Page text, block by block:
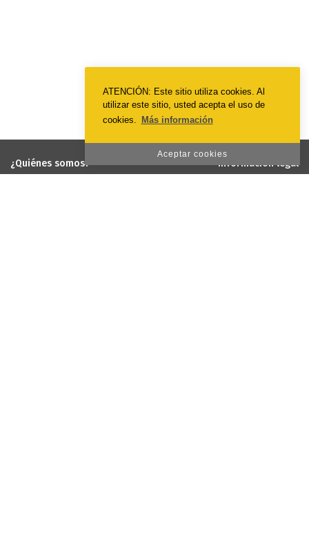
ATENCIÓN: Este sitio utiliza cookies. Al
utilizar este sitio, usted acepta el uso de
cookies.
Más información
Aceptar cookies
¿Quiénes somos? Información legal